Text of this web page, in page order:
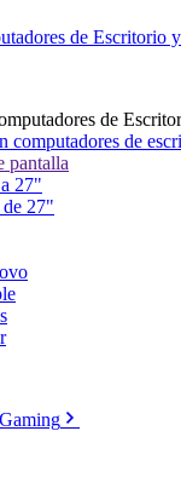
de Escritorio
de
computadores de
pantalla
27"
de 27"